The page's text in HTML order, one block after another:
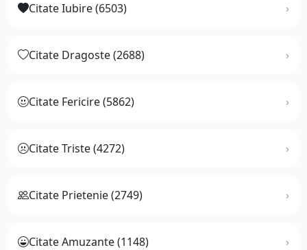
Citate Iubire (6503)
Citate Dragoste (2688)
Citate Fericire (5862)
Citate Triste (4272)
Citate Prietenie (2749)
Citate Amuzante (1148)